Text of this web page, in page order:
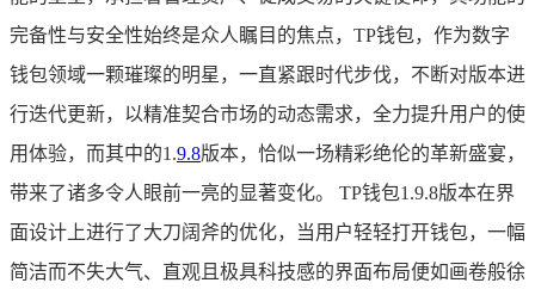
完备性与安全性始终是众人瞩目的焦点，TP钱包，作为数字
钱包领域一颗璀璨的明星，一直紧跟时代步伐，不断对版本进
行迭代更新，以精准契合市场的动态需求，全力提升用户的使
用体验，而其中的1.9.8版本，恰似一场精彩绝伦的革新盛宴，
带来了诸多令人眼前一亮的显著变化。 TP钱包1.9.8版本在界
面设计上进行了大刀阔斧的优化，当用户轻轻打开钱包，一幅
简洁而不失大气、直观且极具科技感的界面布局便如画卷般徐